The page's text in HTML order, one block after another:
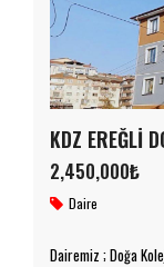
2,450,000₺
Daire
Dairemiz ; Doğa